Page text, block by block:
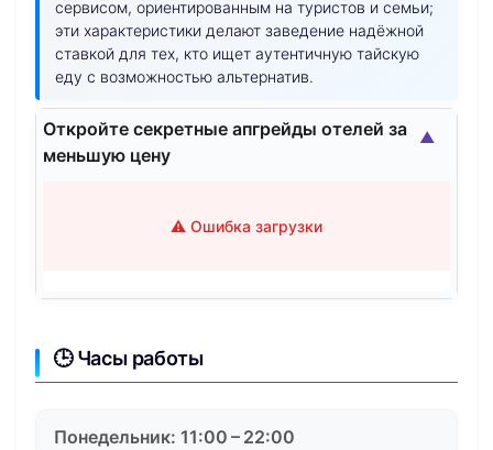
сервисом, ориентированным на туристов и семьи;
эти характеристики делают заведение надёжной
ставкой для тех, кто ищет аутентичную тайскую
еду с возможностью альтернатив.
Откройте секретные апгрейды отелей за
меньшую цену
⚠️ Ошибка загрузки
▲
🕒 Часы работы
Понедельник: 11:00 – 22:00